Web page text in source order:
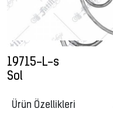
19715-L-s
Sol
Ürün Özellikleri